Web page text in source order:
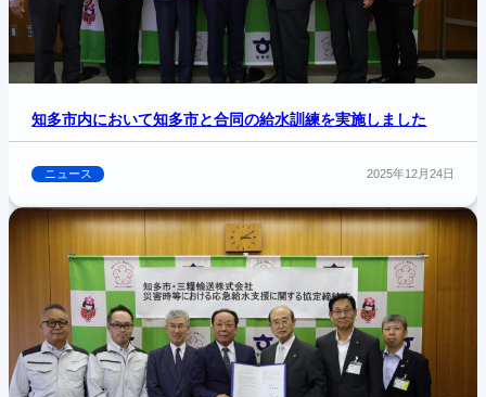
知多市内において知多市と合同の給水訓練を実施しました
ニュース 2025年12月24日